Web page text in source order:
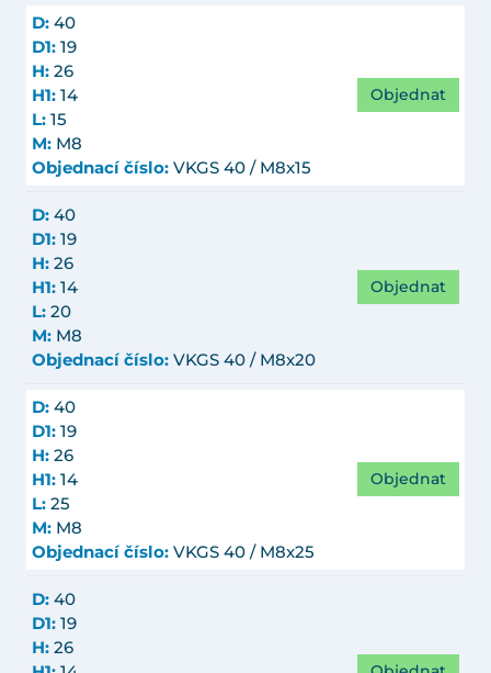
D: 40
D1: 19
H: 26
H1: 14
L: 15
M: M8
Objednací číslo: VKGS 40 / M8x15
Objednat
D: 40
D1: 19
H: 26
H1: 14
L: 20
M: M8
Objednací číslo: VKGS 40 / M8x20
Objednat
D: 40
D1: 19
H: 26
H1: 14
L: 25
M: M8
Objednací číslo: VKGS 40 / M8x25
Objednat
D: 40
D1: 19
H: 26